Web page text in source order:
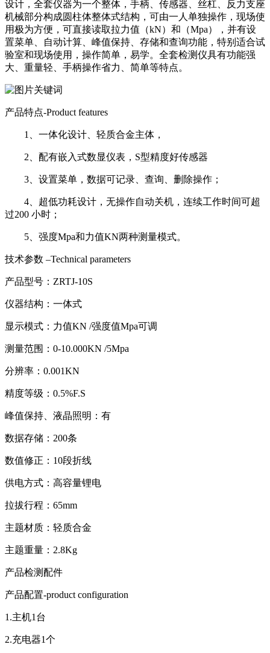
设计，全套仪器为一个整体，手柄、传感器、丝杠、反力支座
机械部分构成圆柱体整体式结构，可由一人单独操作，现场使
用极为方便，可直接读取拉力值（kN）和（Mpa），并有设
置菜单、自动计算、峰值保持、存储和查询功能，特别适合试
验室和现场使用，操作简单，易学。全套检测仪具有功能强
大、重量轻、手柄操作省力、简单等特点。
产品特点-Product features
1、一体化设计、轻质合金主体，
2、配有嵌入式数显仪表，S型精度好传感器
3、设置菜单，数据可记录、查询、删除操作；
4、超低功耗设计，无操作自动关机，连续工作时间可超
过200 小时；
5、强度Mpa和力值KN两种测量模式。
技术参数 –Technical parameters
产品型号：ZRTJ-10S
仪器结构：一体式
显示模式：力值KN /强度值Mpa可调
测量范围：0-10.000KN /5Mpa
分辨率：0.001KN
精度等级：0.5%F.S
峰值保持、液晶照明：有
数据存储：200条
数值修正：10段折线
供电方式：高容量锂电
拉拔行程：65mm
主题材质：轻质合金
主题重量：2.8Kg
产品检测配件
产品配置-product configuration
1.主机1台
2.充电器1个